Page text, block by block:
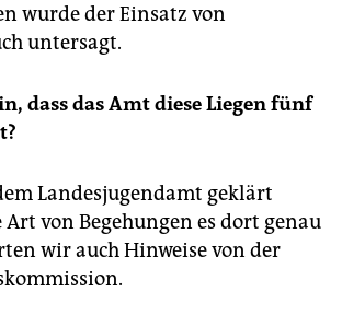
wurde der Einsatz von
untersagt.
dass das Amt diese Liegen fünf
Landesjugendamt geklärt
Art von Begehungen es dort genau
wir auch Hinweise von der